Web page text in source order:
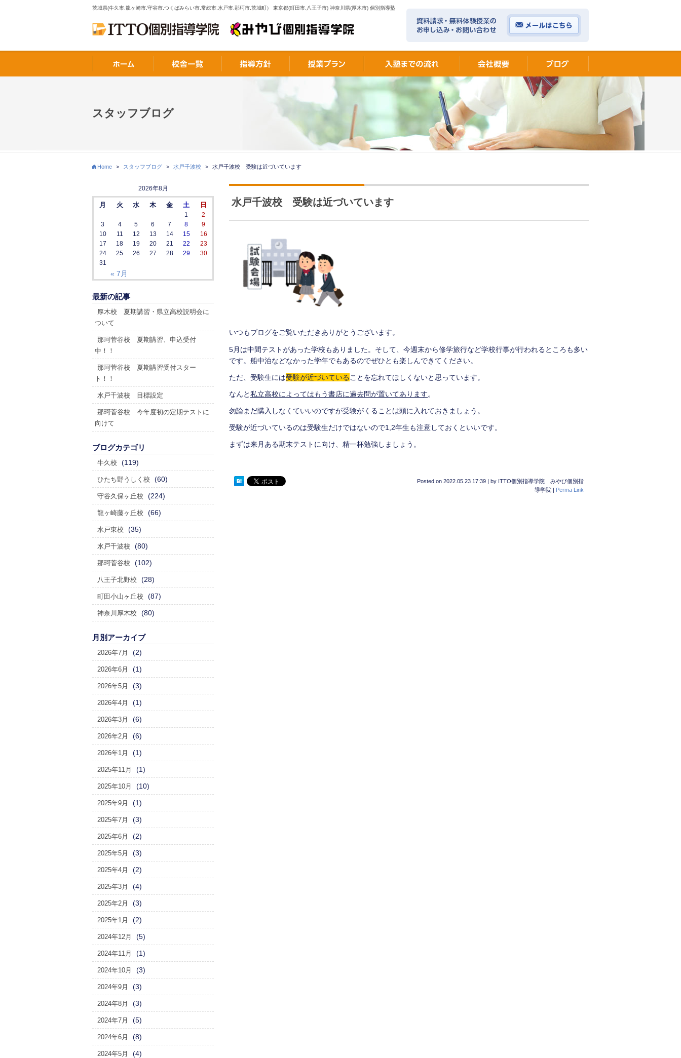
茨城県(牛久市,龍ヶ崎市,守谷市,つくばみらい市,常総市,水戸市,那珂市,茨城町） 東京都(町田市,八王子市) 神奈川県(厚木市) 個別指導塾
スタッフブログ
Home > スタッフブログ > 水戸千波校 > 水戸千波校 受験は近づいています
水戸千波校 受験は近づいています
いつもブログをご覧いただきありがとうございます。
5月は中間テストがあった学校もありました。そして、今週末から修学旅行など学校行事が行われるところも多い
です。船中泊などなかった学年でもあるのでぜひとも楽しんできてください。
ただ、受験生には受験が近づいていることを忘れてほしくないと思っています。
なんと私立高校によってはもう書店に過去問が置いてあります。
勿論まだ購入しなくていいのですが受験がくることは頭に入れておきましょう。
受験が近づいているのは受験生だけではないので1,2年生も注意しておくといいです。
まずは来月ある期末テストに向け、精一杯勉強しましょう。
Posted on 2022.05.23 17:39 | by ITTO個別指導学院 みやび個別指
導学院 | Perma Link
2026年8月
月 火 水 木 金 土 日
« 7月
1
2
3
4 5 6 7 8
9
10
11 12 13 14 15
16
17
18 19 20 21 22
23
24
25 26 27 28 29
30
31
最新の記事
厚木校 夏期講習・県立高校説明会に
ついて
那珂菅谷校 夏期講習、申込受付
中！！
那珂菅谷校 夏期講習受付スター
ト！！
水戸千波校 目標設定
那珂菅谷校 今年度初の定期テストに
向けて
ブログカテゴリ
牛久校 (119)
ひたち野うしく校 (60)
守谷久保ヶ丘校 (224)
龍ヶ崎藤ヶ丘校 (66)
水戸東校 (35)
水戸千波校 (80)
那珂菅谷校 (102)
八王子北野校 (28)
町田小山ヶ丘校 (87)
神奈川厚木校 (80)
月別アーカイブ
2026年7月 (2)
2026年6月 (1)
2026年5月 (3)
2026年4月 (1)
2026年3月 (6)
2026年2月 (6)
2026年1月 (1)
2025年11月 (1)
2025年10月 (10)
2025年9月 (1)
2025年7月 (3)
2025年6月 (2)
2025年5月 (3)
2025年4月 (2)
2025年3月 (4)
2025年2月 (3)
2025年1月 (2)
2024年12月 (5)
2024年11月 (1)
2024年10月 (3)
2024年9月 (3)
2024年8月 (3)
2024年7月 (5)
2024年6月 (8)
2024年5月 (4)